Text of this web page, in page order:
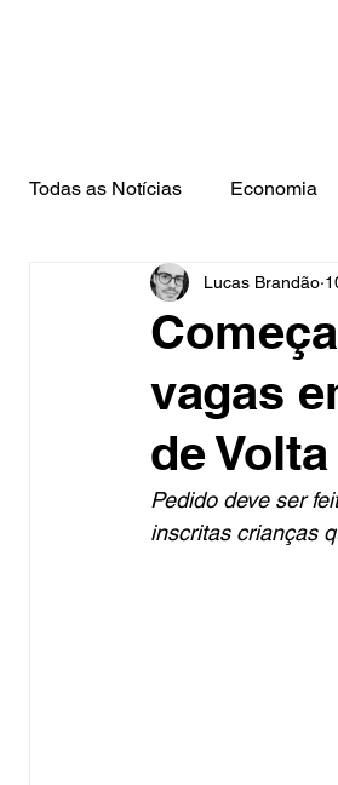
Todas as Notícias Economia
Barra Mansa Pinheiral
vagas
de
Lucas Brandão
Pedido deve ser
inscritas crianças